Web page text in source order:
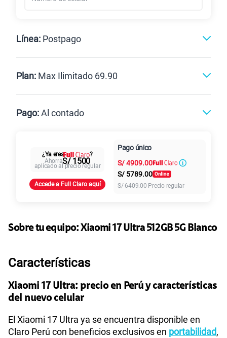
Línea: Postpago
Postpago
Plan: Max Ilimitado 69.90
Paga solo
125GBen alta velocidad
79.90
155 GBen alta velocidad
Ver más planes
Pago:Al contado
Al contado Cuotas Claro
intereses
¿Ya eres
?
AhorraS/ 1500
aplicado al precio regular
Accede a Full Claro aquí
Pago único
S/4909.00
S/ 5789.00
S/ 6409.00 Precio regular
Sobre tu equipo:Xiaomi 17 Ultra 512GB 5G Blanco
Características
Xiaomi 17 Ultra: precio en Perú y características
del nuevo celular
El Xiaomi 17 Ultra ya se encuentra disponible en
Claro Perú con beneficios exclusivos en portabilidad,